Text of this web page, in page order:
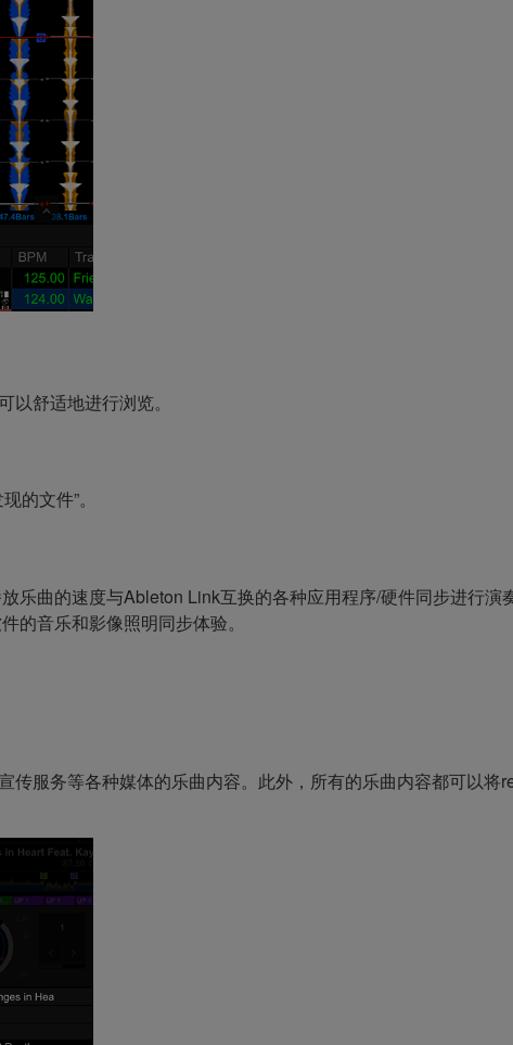
舒适地进行浏览。
的文件”。
乐曲的速度与Ableton Link互换的各种应用程序/硬件同步进行演
的音乐和影像照明同步体验。
服务等各种媒体的乐曲内容。此外，所有的乐曲内容都可以将